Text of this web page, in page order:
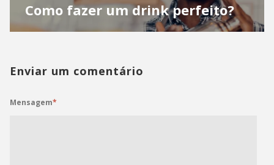
Como fazer um drink perfeito?
Enviar um comentário
Mensagem*